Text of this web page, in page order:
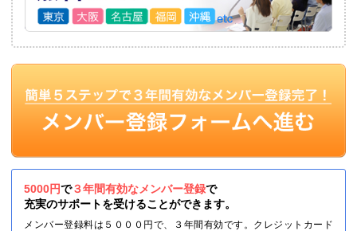
5000円で３年間有効なメンバー登録で
充実のサポートを受けることができます。
メンバー登録料は５０００円で、３年間有効です。クレジットカード